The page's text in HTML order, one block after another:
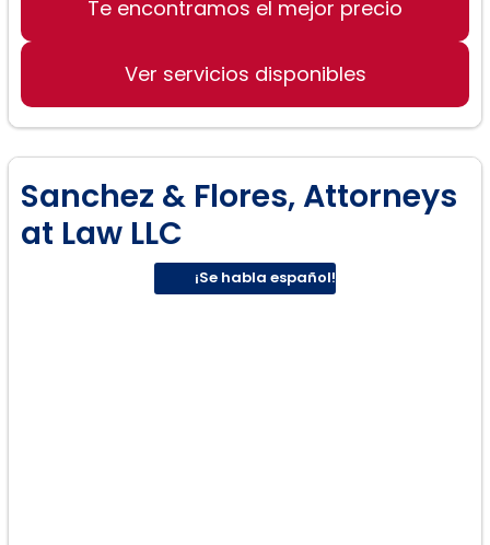
Divorcio:
Te encontramos el mejor precio
Ver servicios disponibles
Sanchez & Flores, Attorneys
at Law LLC
¡Se habla español!